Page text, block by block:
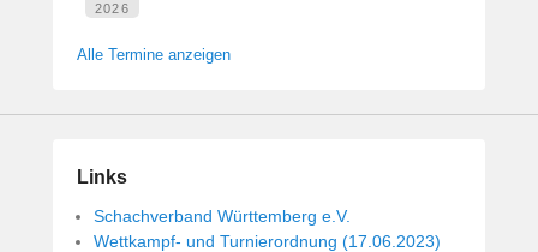
2026
Alle Termine anzeigen
Links
Schachverband Württemberg e.V.
Wettkampf- und Turnierordnung (17.06.2023)